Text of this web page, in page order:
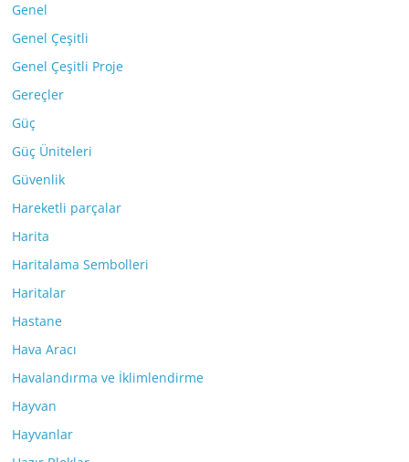
Genel
Genel Çeşitli
Genel Çeşitli Proje
Gereçler
Güç
Güç Üniteleri
Güvenlik
Hareketli parçalar
Harita
Haritalama Sembolleri
Haritalar
Hastane
Hava Aracı
Havalandırma ve İklimlendirme
Hayvan
Hayvanlar